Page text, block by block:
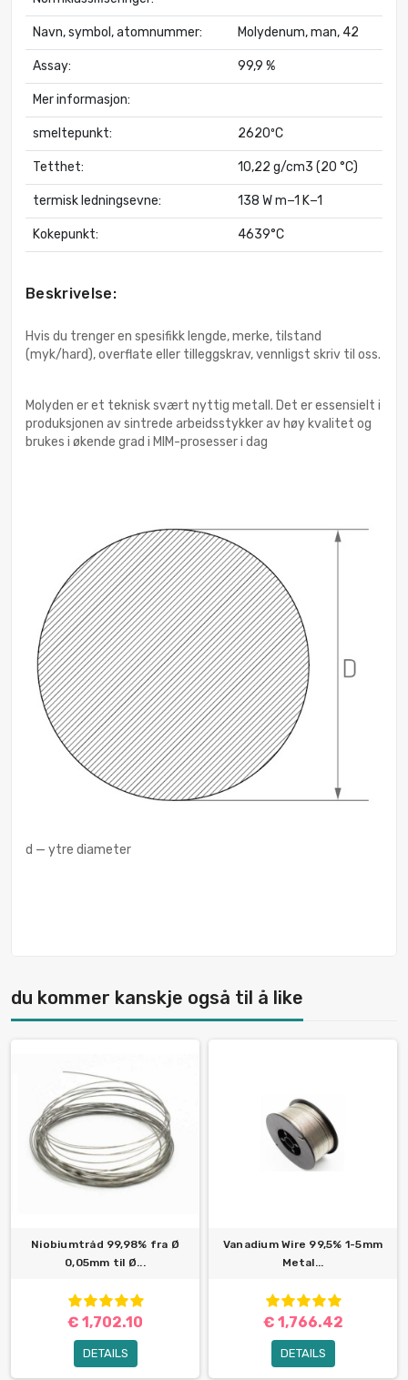
Navn, symbol, atomnummer: Molydenum, man, 42
Assay: 99,9 %
Mer informasjon:
smeltepunkt: 2620ºC
Tetthet: 10,22 g/cm3 (20 °C)
termisk ledningsevne: 138 W m−1 K−1
Kokepunkt: 4639°C
Beskrivelse:
Hvis du trenger en spesifikk lengde, merke, tilstand
(myk/hard), overflate eller tilleggskrav, vennligst skriv til oss.
Molyden er et teknisk svært nyttig metall. Det er essensielt i
produksjonen av sintrede arbeidsstykker av høy kvalitet og
brukes i økende grad i MIM-prosesser i dag
d — ytre diameter
du kommer kanskje også til å like
Niobiumtråd 99,98% fra Ø
0,05mm til Ø...
€ 1,702.10
DETAILS
Vanadium Wire 99,5% 1-5mm
Metal...
€ 1,766.42
DETAILS